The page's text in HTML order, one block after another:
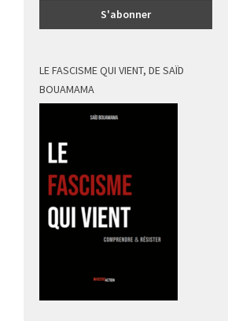
LE FASCISME QUI VIENT, DE SAÏD
BOUAMAMA